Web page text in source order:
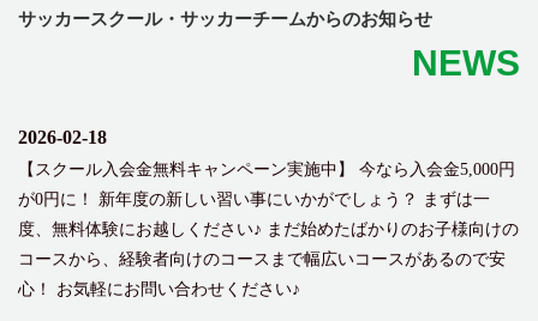
サッカースクール・サッカーチームからのお知らせ
NEWS
2026-02-18
【スクール入会金無料キャンペーン実施中】 今なら入会金5,000円
が0円に！ 新年度の新しい習い事にいかがでしょう？ まずは一
度、無料体験にお越しください♪ まだ始めたばかりのお子様向けの
コースから、経験者向けのコースまで幅広いコースがあるので安
心！ お気軽にお問い合わせください♪